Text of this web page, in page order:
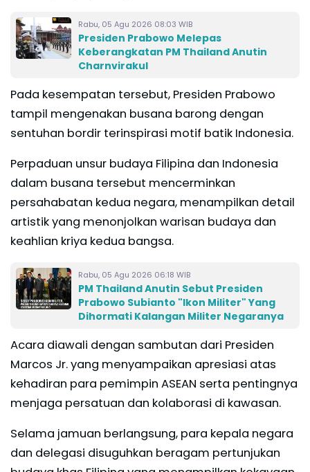
Rabu, 05 Agu 2026 08:03 WIB
Presiden Prabowo Melepas
Keberangkatan PM Thailand Anutin
Charnvirakul
Pada kesempatan tersebut, Presiden Prabowo
tampil mengenakan busana barong dengan
sentuhan bordir terinspirasi motif batik Indonesia.
Perpaduan unsur budaya Filipina dan Indonesia
dalam busana tersebut mencerminkan
persahabatan kedua negara, menampilkan detail
artistik yang menonjolkan warisan budaya dan
keahlian kriya kedua bangsa.
Rabu, 05 Agu 2026 06:18 WIB
PM Thailand Anutin Sebut Presiden
Prabowo Subianto "Ikon Militer" Yang
Dihormati Kalangan Militer Negaranya
Acara diawali dengan sambutan dari Presiden
Marcos Jr. yang menyampaikan apresiasi atas
kehadiran para pemimpin ASEAN serta pentingnya
menjaga persatuan dan kolaborasi di kawasan.
Selama jamuan berlangsung, para kepala negara
dan delegasi disuguhkan beragam pertunjukan